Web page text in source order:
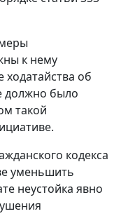
к нему
ходатайства об
должно было
такой
кодекса
уменьшить
неустойка явно